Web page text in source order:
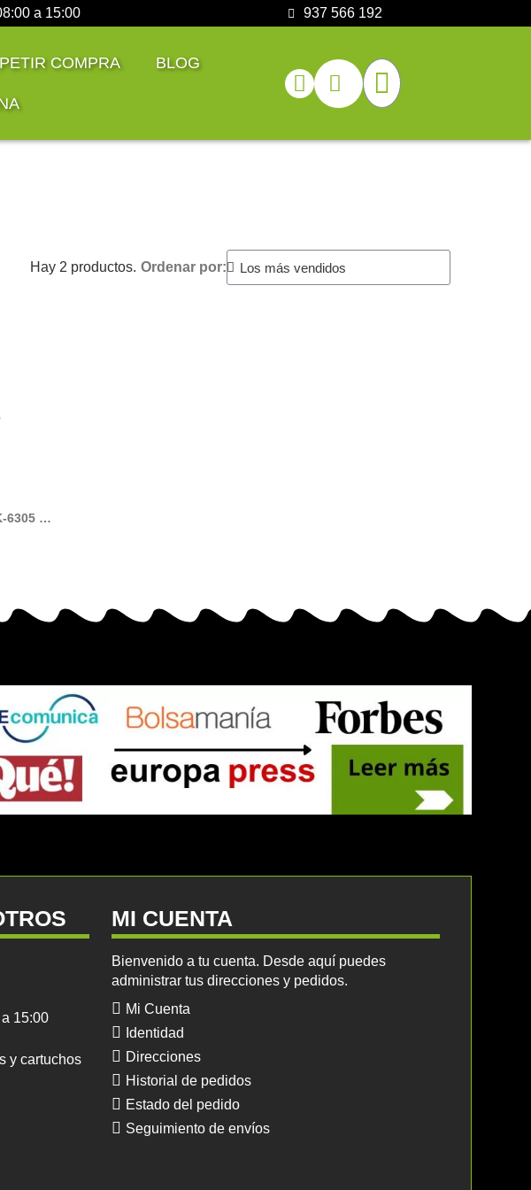
a 15:00 937 566 192
COMPRA BLOG
Hay 2 productos. Ordenar por:
6305 /
15:00
y cartuchos
MI CUENTA
Bienvenido a tu cuenta. Desde aquí puedes
administrar tus direcciones y pedidos.
Mi Cuenta
Identidad
Direcciones
Historial de pedidos
Estado del pedido
Seguimiento de envíos